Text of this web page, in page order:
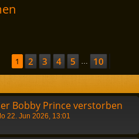
Seite1 von 10
1 2 3 4 5 … 10
Bobby Prince verstorben
22. Jun 2026, 13:01